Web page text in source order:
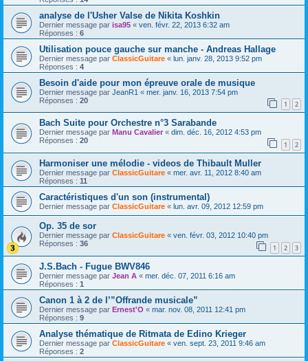
analyse de l'Usher Valse de Nikita Koshkin
Dernier message par isa95 « ven. févr. 22, 2013 6:32 am
Réponses : 6
Utilisation pouce gauche sur manche - Andreas Hallage
Dernier message par ClassicGuitare « lun. janv. 28, 2013 9:52 pm
Réponses : 4
Besoin d'aide pour mon épreuve orale de musique
Dernier message par JeanR1 « mer. janv. 16, 2013 7:54 pm
Réponses : 20 1 2
Bach Suite pour Orchestre n°3 Sarabande
Dernier message par Manu Cavalier « dim. déc. 16, 2012 4:53 pm
Réponses : 20 1 2
Harmoniser une mélodie - videos de Thibault Muller
Dernier message par ClassicGuitare « mer. avr. 11, 2012 8:40 am
Réponses : 11
Caractéristiques d'un son (instrumental)
Dernier message par ClassicGuitare « lun. avr. 09, 2012 12:59 pm
Op. 35 de sor
Dernier message par ClassicGuitare « ven. févr. 03, 2012 10:40 pm
Réponses : 36 1 2 3
J.S.Bach - Fugue BWV846
Dernier message par Jean A « mer. déc. 07, 2011 6:16 am
Réponses : 1
Canon 1 à 2 de l’”Offrande musicale”
Dernier message par Ernest'O « mar. nov. 08, 2011 12:41 pm
Réponses : 9
Analyse thématique de Ritmata de Edino Krieger
Dernier message par ClassicGuitare « ven. sept. 23, 2011 9:46 am
Réponses : 2